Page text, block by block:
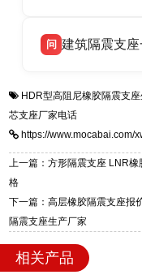
适用于民用住
震支座，电话
区迎宾大街 9
问 建筑隔震支
一站式供货厂
标准生产
质、检测报告
装指导全套服
HDR型高阻尼橡胶隔震支
芯支座厂家电话
https://www.mocabai.com/
上一篇：方形隔震支座 LNR
格
下一篇：高层橡胶隔震支座报
隔震支座生产厂家
相关产品